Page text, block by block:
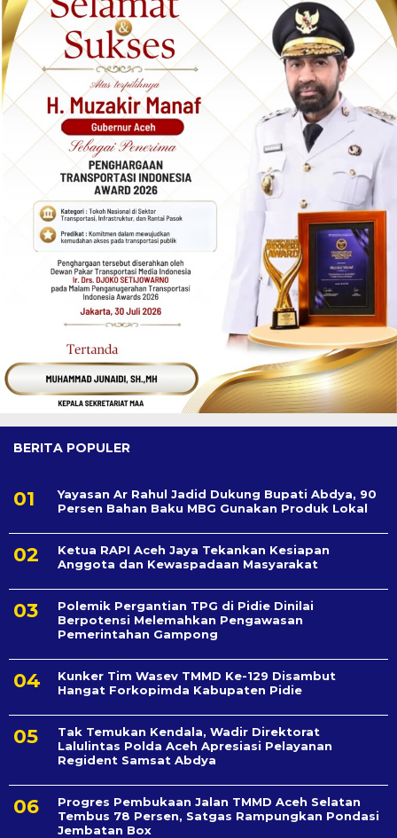
BERITA POPULER
Yayasan Ar Rahul Jadid Dukung Bupati Abdya, 90
Persen Bahan Baku MBG Gunakan Produk Lokal
Ketua RAPI Aceh Jaya Tekankan Kesiapan
Anggota dan Kewaspadaan Masyarakat
Polemik Pergantian TPG di Pidie Dinilai
Berpotensi Melemahkan Pengawasan
Pemerintahan Gampong
Kunker Tim Wasev TMMD Ke-129 Disambut
Hangat Forkopimda Kabupaten Pidie
Tak Temukan Kendala, Wadir Direktorat
Lalulintas Polda Aceh Apresiasi Pelayanan
Regident Samsat Abdya
Progres Pembukaan Jalan TMMD Aceh Selatan
Tembus 78 Persen, Satgas Rampungkan Pondasi
Jembatan Box